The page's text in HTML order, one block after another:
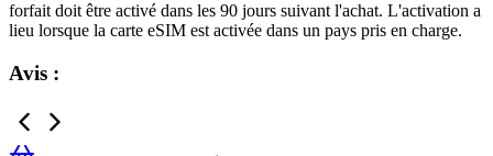
forfait doit être activé dans les 90 jours suivant l'achat. L'activation a
lieu lorsque la carte eSIM est activée dans un pays pris en charge.
Avis :